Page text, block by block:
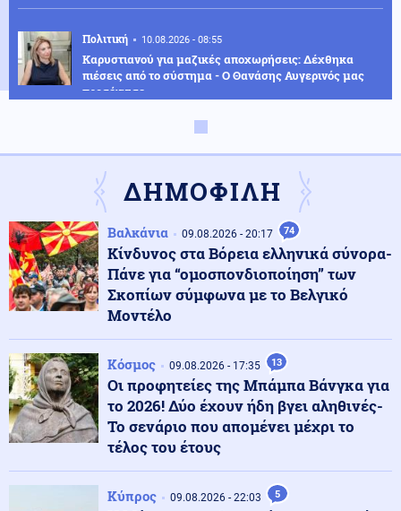
Πολιτική 10.08.2026 - 08:55
Καρυστιανού για μαζικές αποχωρήσεις: Δέχθηκα
πιέσεις από το σύστημα - Ο Θανάσης Αυγερινός μας
προσέγγισε
Τραγωδία με 4χρονο στην Πάρο: «Φωνάζαμε,
κλαίγαμε, ουρλιάζαμε» - Όσα αναφέρει ο πατέρας του
παιδιού
Κόσμος 10.08.2026 - 08:40
Γερμανία: Νέο περιστατικό εντοπισμού drones πάνω
από στρατιωτική βάση προκαλεί ανησυχίες
Η Δυτική Ευρώπη έζησε το θερμότερο ξεκίνημα
καλοκαιριού όλων των εποχών
Οικονομία 10.08.2026 - 08:31
Ένοπλες δυνάμεις: Επίδομα διοίκησης από 100 έως 500
ΔΗΜΟΦΙΛΗ
Βαλκάνια 09.08.2026 - 20:17 74
Κίνδυνος στα Βόρεια ελληνικά σύνορα-
Πάνε για “ομοσπονδιοποίηση” των
Σκοπίων σύμφωνα με το Βελγικό
Μοντέλο
Κόσμος 09.08.2026 - 17:35 13
Οι προφητείες της Μπάμπα Βάνγκα για
το 2026! Δύο έχουν ήδη βγει αληθινές-
Το σενάριο που απομένει μέχρι το
τέλος του έτους
Κύπρος 09.08.2026 - 22:03 5